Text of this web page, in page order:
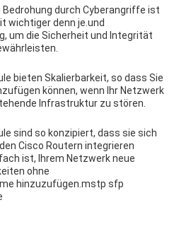
durch Cyberangriffe ist
wichtiger denn je.und
um die Sicherheit und Integrität
bieten Skalierbarkeit, so dass Sie
können, wenn Ihr Netzwerk
Infrastruktur zu stören.
sind so konzipiert, dass sie sich
Cisco Routern integrieren
ist, Ihrem Netzwerk neue
ohne
hinzuzufügen.mstp sfp